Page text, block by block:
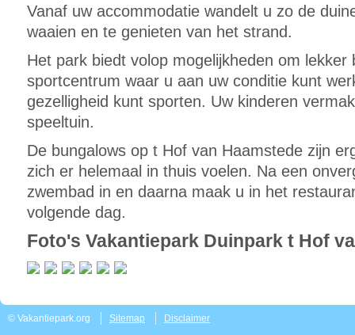
Vanaf uw accommodatie wandelt u zo de
waaien en te genieten van het strand.
Het park biedt volop mogelijkheden om
sportcentrum waar u aan uw conditie kunt
gezelligheid kunt sporten. Uw kinderen
speeltuin.
De bungalows op t Hof van Haamstede zijn
zich er helemaal in thuis voelen. Na een
zwembad in en daarna maak u in het
volgende dag.
Foto's Vakantiepark Duinpark t Hof
© Vakantiepark.org Sitemap Disclaimer